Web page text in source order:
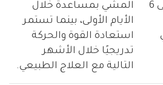
من 3 إلى 6
المشي بمساعدة خلال
الأيام الأولى، بينما تستمر
استعادة القوة والحركة
تدريجيًا خلال الأشهر
التالية مع العلاج الطبيعي.